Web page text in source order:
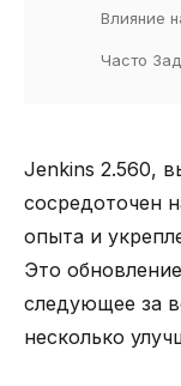
Влияние
Часто
Jenkins 2.560,
сосредоточен
опыта и
Это
следующее за
несколько